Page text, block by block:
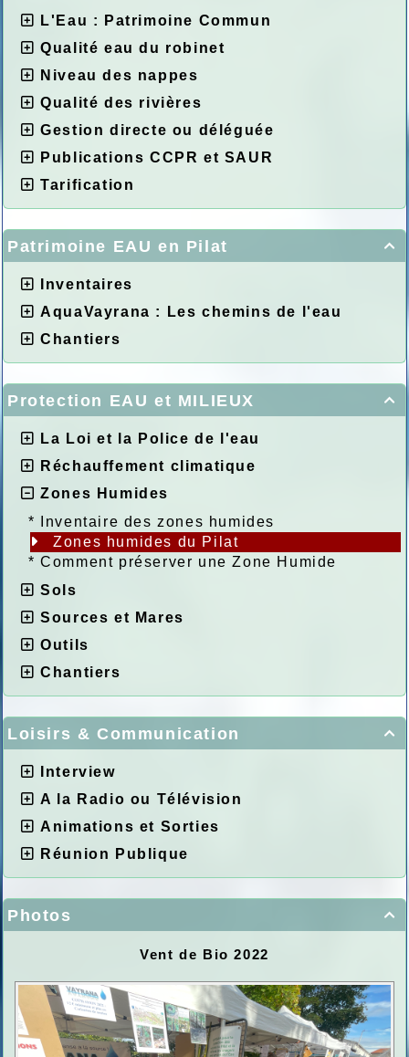
L'Eau : Patrimoine Commun
Qualité eau du robinet
Niveau des nappes
Qualité des rivières
Gestion directe ou déléguée
Publications CCPR et SAUR
Tarification

Patrimoine EAU en Pilat
Inventaires
AquaVayrana : Les chemins de l'eau
Chantiers

Protection EAU et MILIEUX
La Loi et la Police de l'eau
Réchauffement climatique
Zones Humides
*
Inventaire des zones humides
Zones humides du Pilat
*Comment préserver une Zone Humide
Sols
Sources et Mares
Outils
Chantiers

Loisirs & Communication
Interview
A la Radio ou Télévision
Animations et Sorties
Réunion Publique

Photos
Vent de Bio 2022